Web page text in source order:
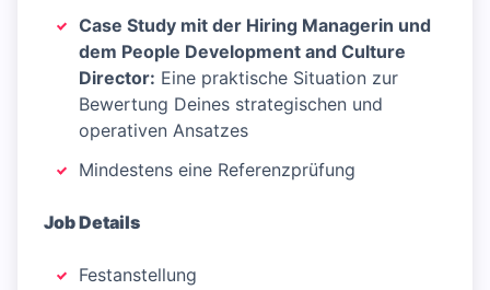
Case Study mit der Hiring Managerin und
dem People Development and Culture
Director: Eine praktische Situation zur
Bewertung Deines strategischen und
operativen Ansatzes
Mindestens eine Referenzprüfung
Job Details
Festanstellung